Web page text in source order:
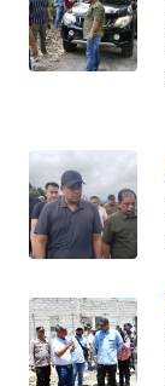
PEDOMAN
MEDIA
SIBER
KARIR
DISCLAIMER
Wahana
News
Regional